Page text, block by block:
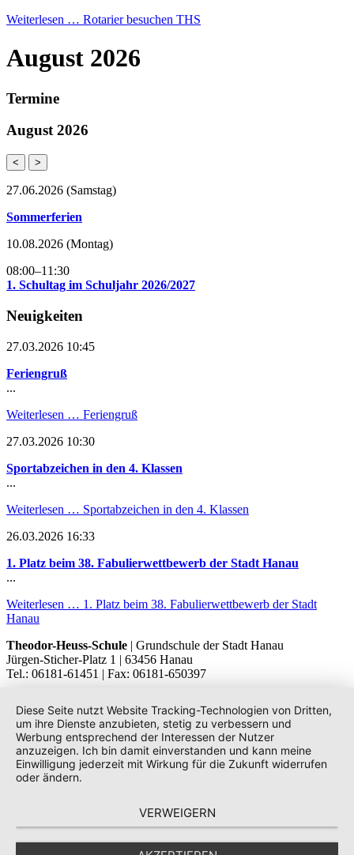
Weiterlesen … Rotarier besuchen THS
August 2026
Termine
August 2026
< >
27.06.2026 (Samstag)
Sommerferien
10.08.2026 (Montag)
08:00–11:30
1. Schultag im Schuljahr 2026/2027
Neuigkeiten
27.03.2026 10:45
Feriengruß
...
Weiterlesen … Feriengruß
27.03.2026 10:30
Sportabzeichen in den 4. Klassen
...
Weiterlesen … Sportabzeichen in den 4. Klassen
26.03.2026 16:33
1. Platz beim 38. Fabulierwettbewerb der Stadt Hanau
...
Weiterlesen … 1. Platz beim 38. Fabulierwettbewerb der Stadt
Hanau
Theodor-Heuss-Schule | Grundschule der Stadt Hanau
Jürgen-Sticher-Platz 1 | 63456 Hanau
Tel.: 06181-61451 | Fax: 06181-650397
Diese Seite nutzt Website Tracking-Technologien von Dritten,
um ihre Dienste anzubieten, stetig zu verbessern und
Werbung entsprechend der Interessen der Nutzer
anzuzeigen. Ich bin damit einverstanden und kann meine
Einwilligung jederzeit mit Wirkung für die Zukunft widerrufen
oder ändern.
VERWEIGERN